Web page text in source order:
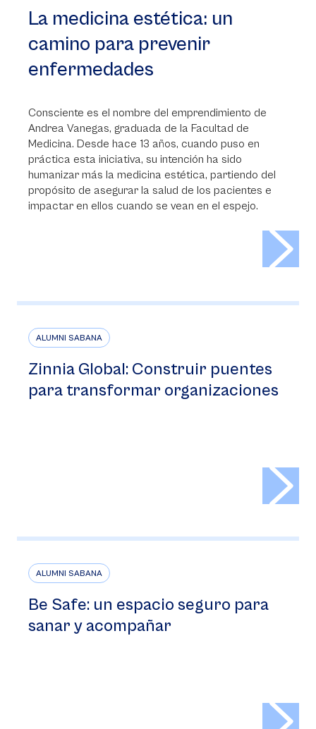
La medicina estética: un
camino para prevenir
enfermedades
Consciente es el nombre del emprendimiento de
Andrea Vanegas, graduada de la Facultad de
Medicina. Desde hace 13 años, cuando puso en
práctica esta iniciativa, su intención ha sido
humanizar más la medicina estética, partiendo del
propósito de asegurar la salud de los pacientes e
impactar en ellos cuando se vean en el espejo.
ALUMNI SABANA
Zinnia Global: Construir puentes
para transformar organizaciones
ALUMNI SABANA
Be Safe: un espacio seguro para
sanar y acompañar